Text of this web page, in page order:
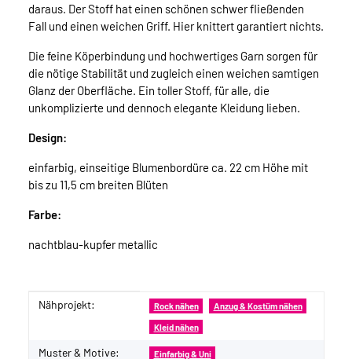
daraus. Der Stoff hat einen schönen schwer fließenden
Fall und einen weichen Griff. Hier knittert garantiert nichts.
Die feine Köperbindung und hochwertiges Garn sorgen für
die nötige Stabilität und zugleich einen weichen samtigen
Glanz der Oberfläche. Ein toller Stoff, für alle, die
unkomplizierte und dennoch elegante Kleidung lieben.
Design:
einfarbig, einseitige Blumenbordüre ca. 22 cm Höhe mit
bis zu 11,5 cm breiten Blüten
Farbe:
nachtblau-kupfer metallic
Produkteigenschaft
Wert
Nähprojekt: Rock nähen Anzug & Kostüm nähen
Kleid nähen
Muster & Motive: Einfarbig & Uni